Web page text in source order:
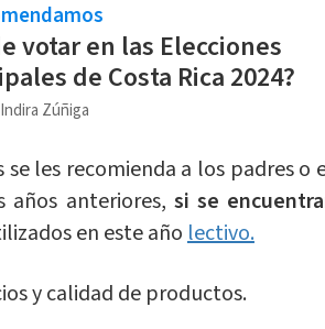
votar en las Elecciones
de Costa Rica 2024?
Indira Zúñiga
les recomienda a los padres o
años anteriores, si se
en este añolectivo.
y calidad de productos.